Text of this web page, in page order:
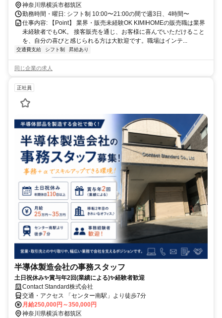
神奈川県横浜市都筑区
勤務時間・曜日: シフト制 10:00〜21:00の間で週3日、4時間〜
仕事内容: 【Point】 業界・販売未経験OK KIMIHOMEの販売職は業界
未経験者でもOK。 接客販売を通じ、お客様に喜んでいただけること
を、自分の喜びと感じられる方は大歓迎です。職場はインテ...
交通費支給 シフト制 昇給あり
同じ企業の求人
正社員
半導体製造会社の事務スタッフ
土日祝休み✨賞与年2回(業績による)✨経験者歓迎
Contact Standard株式会社
交通・アクセス 「センター南駅」より徒歩7分
月給250,000円～350,000円
神奈川県横浜市都筑区